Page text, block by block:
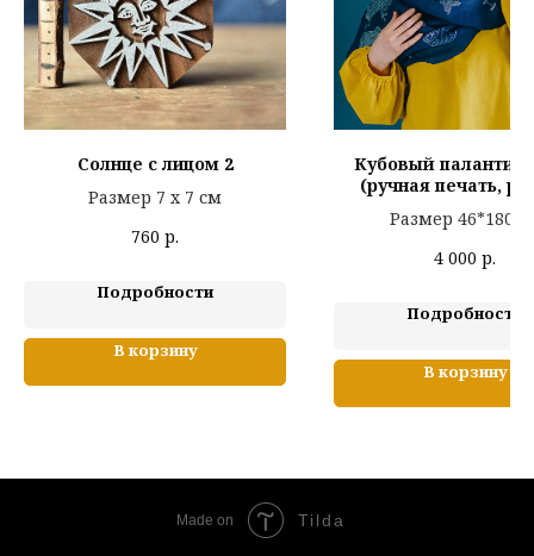
Солнце с лицом 2
Размер 7 х 7 см
760 р.
Подробности
В корзину
Кубовый палантин
(ручная печать,
крашение в
Размер 46*180
4 000 р.
Подробности
В корзину
Made on Tilda